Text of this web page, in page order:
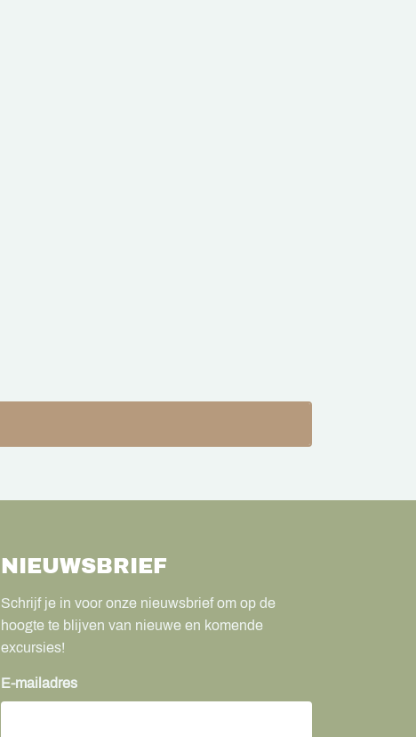
NIEUWSBRIEF
Schrijf je in voor onze nieuwsbrief om op de
hoogte te blijven van nieuwe en komende
excursies!
E-mailadres